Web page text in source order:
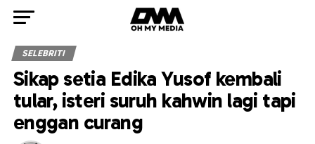
SELEBRITI
Sikap setia Edika Yusof kembali
tular, isteri suruh kahwin lagi tapi
enggan curang